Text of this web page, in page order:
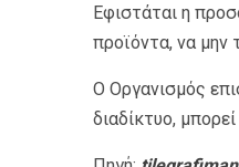
Εφιστάται η
προϊόντα, να μην
Ο Οργανισμός
διαδίκτυο,